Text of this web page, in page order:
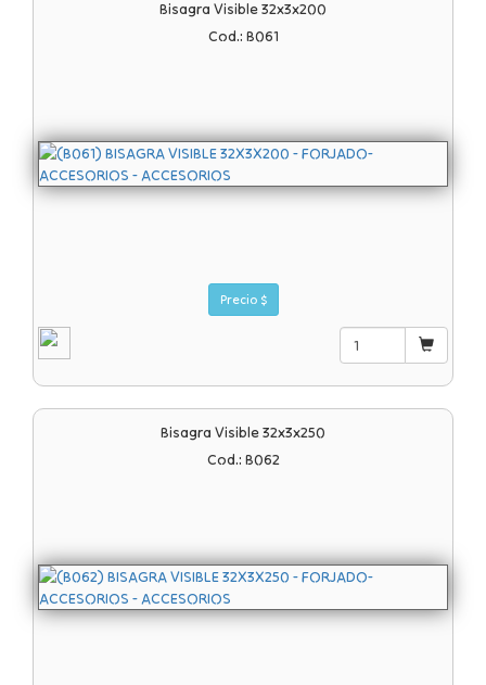
Bisagra Visible 32x3x200
Cod.: B061
Precio $
Bisagra Visible 32x3x250
Cod.: B062